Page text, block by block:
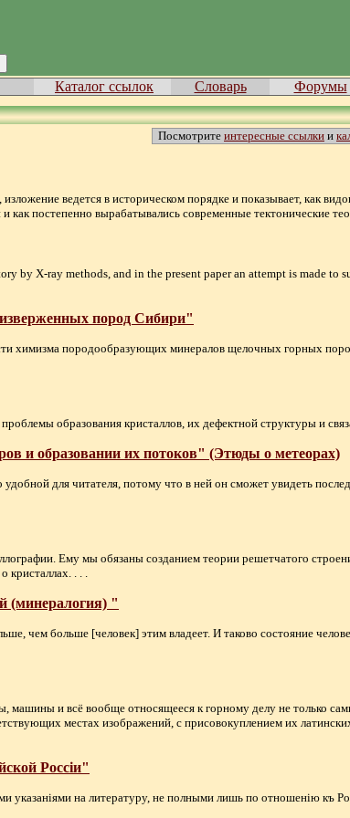
Каталог ссылок Словарь Форумы
Посмотрите интересные ссылки и
ведется в историческом порядке и показывает, как
как постепенно вырабатывались современные тектонические
by X-ray methods, and in the present paper an attempt is made to
пород Сибири"
химизма породообразующих минералов щелочных горных
образования кристаллов, их дефектной структуры и
и образовании их потоков" (Этюды о метеорах)
для читателя, потому что в ней он сможет увидеть
Ему мы обязаны созданием теории решетчатого
кристаллах. . . .
(минералогия) "
чем больше [человек] этим владеет. И таково состояние
машины и всё вообще относящееся к горному делу не только
местах изображений, с присовокуплением их
Россiи"
указанiями на литературу, не полными лишь по отношенiю къ